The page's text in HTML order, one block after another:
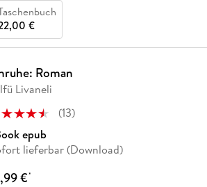
€
Roman
Livaneli
(13)
epub
lieferbar (Download)
€*